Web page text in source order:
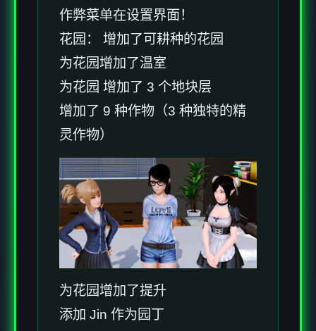
作弊菜单在设置界面！
花园： 增加了可耕种的花园
为花园增加了温室
为花园 增加了 3 个地块层
增加了 9 种作物（3 种独特的精
灵作物）
为花园增加了提升
添加 Jin 作为园丁